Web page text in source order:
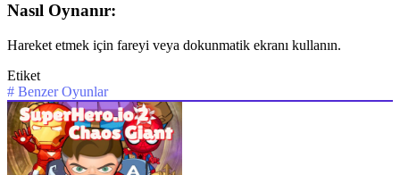
Nasıl Oynanır:
Hareket etmek için fareyi veya dokunmatik ekranı kullanın.
Etiket
# Benzer Oyunlar